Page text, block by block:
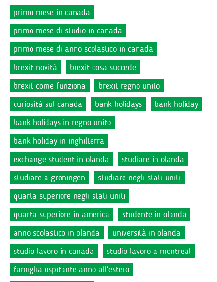
primo mese in canada
primo mese di studio in canada
primo mese di anno scolastico in canada
brexit novità
brexit cosa succede
brexit come funziona
brexit regno unito
curiosità sul canada
bank holidays
bank holiday
bank holidays in regno unito
bank holiday in inghilterra
exchange student in olanda
studiare in olanda
studiare a groningen
studiare negli stati uniti
quarta superiore negli stati uniti
quarta superiore in america
studente in olanda
anno scolastico in olanda
università in olanda
studio lavoro in canada
studio lavoro a montreal
famiglia ospitante anno all'estero